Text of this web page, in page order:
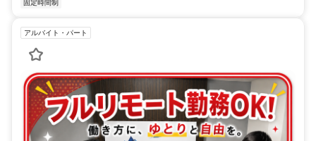
固定時間制
アルバイト・パート